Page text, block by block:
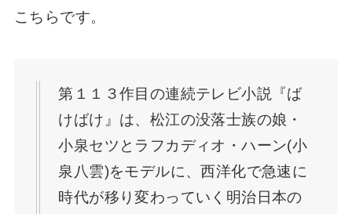
こちらです。
第１１３作目の連続テレビ小説『ば
けばけ』は、松江の没落士族の娘・
小泉セツとラフカディオ・ハーン(小
泉八雲)をモデルに、西洋化で急速に
時代が移り変わっていく明治日本の